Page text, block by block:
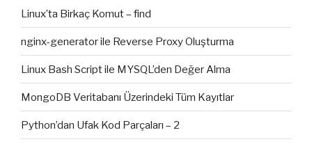
Linux’ta Birkaç Komut – find
nginx-generator ile Reverse Proxy Oluşturma
Linux Bash Script ile MYSQL’den Değer Alma
MongoDB Veritabanı Üzerindeki Tüm Kayıtlar
Python’dan Ufak Kod Parçaları – 2